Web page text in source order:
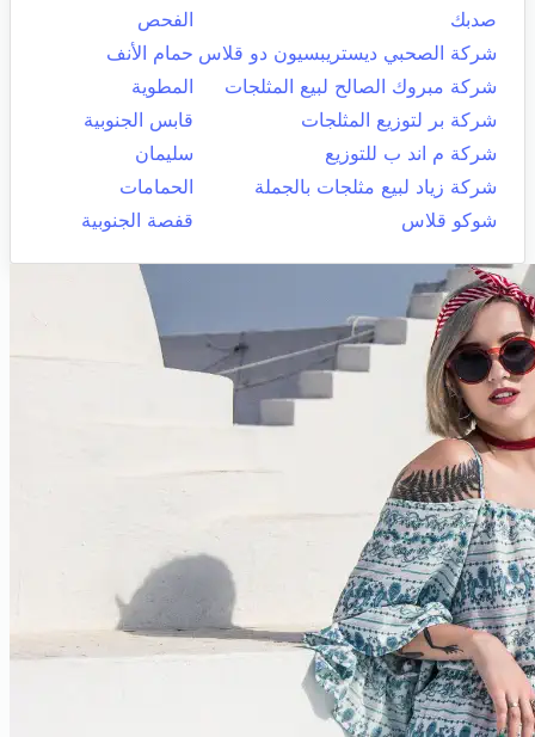
صدبك
الفحص
شركة الصحبي ديستريبسيون دو قلاس حمام الأنف
شركة مبروك الصالح لبيع المثلجات
المطوية
شركة بر لتوزيع المثلجات
قابس الجنوبية
شركة م اند ب للتوزيع
سليمان
شركة زياد لبيع مثلجات بالجملة
الحمامات
شوكو قلاس
قفصة الجنوبية